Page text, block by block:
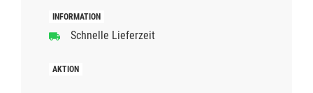
Schnelle Lieferzeit